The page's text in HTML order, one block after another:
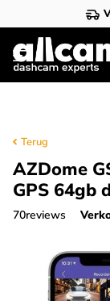
Terug
AZDome
GPS 64gb
70reviews